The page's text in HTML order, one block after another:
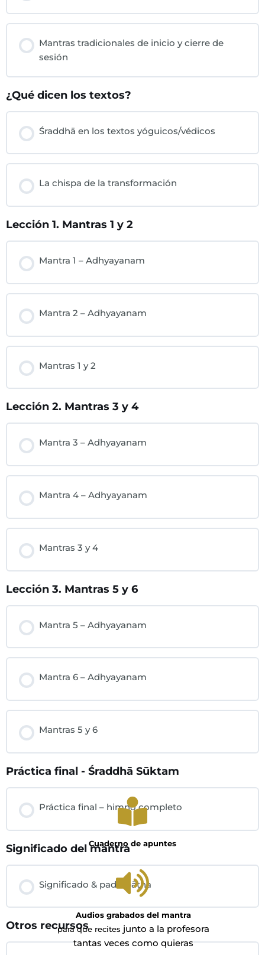
Mantras tradicionales de inicio y cierre de
sesión
¿Qué dicen los textos?
Śraddhā en los textos yóguicos/védicos
La chispa de la transformación
Lección 1. Mantras 1 y 2
Mantra 1 – Adhyayanam
Mantra 2 – Adhyayanam
Mantras 1 y 2
Lección 2. Mantras 3 y 4
Mantra 3 – Adhyayanam
Mantra 4 – Adhyayanam
Mantras 3 y 4
Lección 3. Mantras 5 y 6
Mantra 5 – Adhyayanam
Mantra 6 – Adhyayanam
Mantras 5 y 6
Práctica final - Śraddhā Sūktam
Práctica final – himno completo
Significado del mantra
Significado & pada-pāṭha
Otros recursos
Cuaderno de apuntes
Audios grabados del mantra
para que recites junto a la profesora
tantas veces como quieras